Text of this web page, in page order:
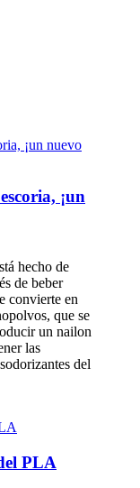
¡un
hecho de
de beber
convierte en
que se
un nailon
las
del
PLA